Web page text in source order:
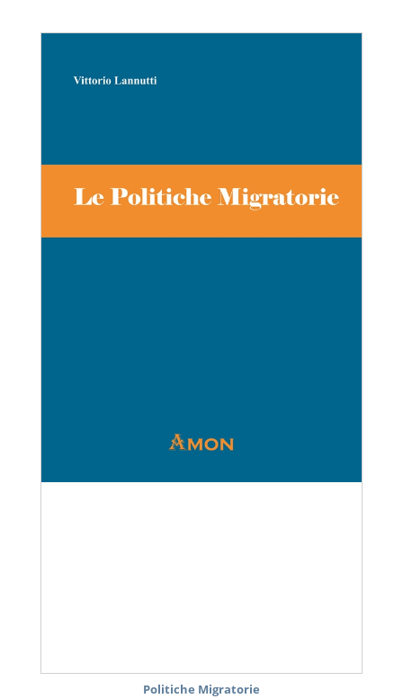
Politiche Migratorie